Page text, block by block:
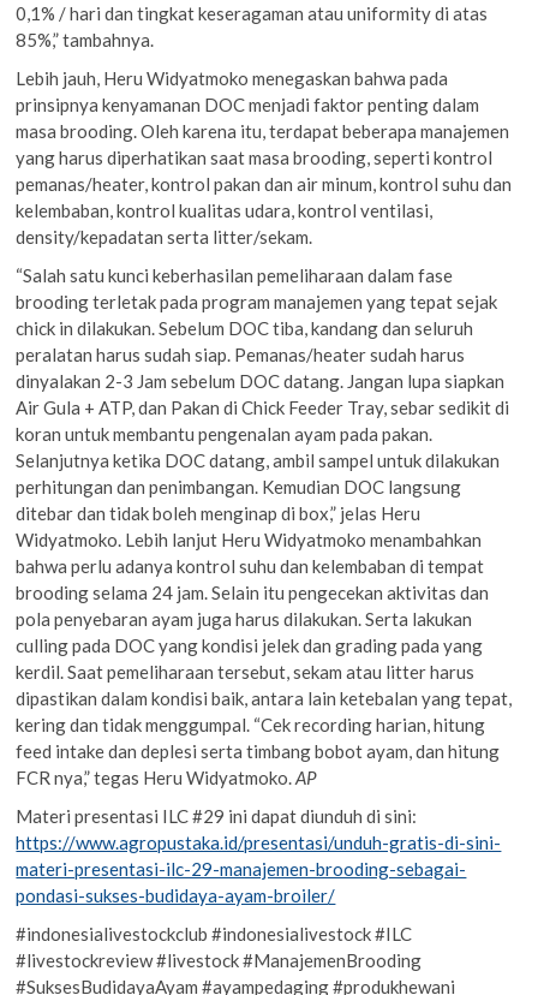
0,1% / hari dan tingkat keseragaman atau uniformity di atas
85%,” tambahnya.
Lebih jauh, Heru Widyatmoko menegaskan bahwa pada
prinsipnya kenyamanan DOC menjadi faktor penting dalam
masa brooding. Oleh karena itu, terdapat beberapa manajemen
yang harus diperhatikan saat masa brooding, seperti kontrol
pemanas/heater, kontrol pakan dan air minum, kontrol suhu dan
kelembaban, kontrol kualitas udara, kontrol ventilasi,
density/kepadatan serta litter/sekam.
“Salah satu kunci keberhasilan pemeliharaan dalam fase
brooding terletak pada program manajemen yang tepat sejak
chick in dilakukan. Sebelum DOC tiba, kandang dan seluruh
peralatan harus sudah siap. Pemanas/heater sudah harus
dinyalakan 2-3 Jam sebelum DOC datang. Jangan lupa siapkan
Air Gula + ATP, dan Pakan di Chick Feeder Tray, sebar sedikit di
koran untuk membantu pengenalan ayam pada pakan.
Selanjutnya ketika DOC datang, ambil sampel untuk dilakukan
perhitungan dan penimbangan. Kemudian DOC langsung
ditebar dan tidak boleh menginap di box,” jelas Heru
Widyatmoko. Lebih lanjut Heru Widyatmoko menambahkan
bahwa perlu adanya kontrol suhu dan kelembaban di tempat
brooding selama 24 jam. Selain itu pengecekan aktivitas dan
pola penyebaran ayam juga harus dilakukan. Serta lakukan
culling pada DOC yang kondisi jelek dan grading pada yang
kerdil. Saat pemeliharaan tersebut, sekam atau litter harus
dipastikan dalam kondisi baik, antara lain ketebalan yang tepat,
kering dan tidak menggumpal. “Cek recording harian, hitung
feed intake dan deplesi serta timbang bobot ayam, dan hitung
FCR nya,” tegas Heru Widyatmoko.AP
Materi presentasi ILC #29 ini dapat diunduh di sini:
https://www.agropustaka.id/presentasi/unduh-gratis-di-sini-
materi-presentasi-ilc-29-manajemen-brooding-sebagai-
pondasi-sukses-budidaya-ayam-broiler/
#indonesialivestockclub #indonesialivestock #ILC
#livestockreview #livestock #ManajemenBrooding
#SuksesBudidayaAyam #ayampedaging #produkhewani